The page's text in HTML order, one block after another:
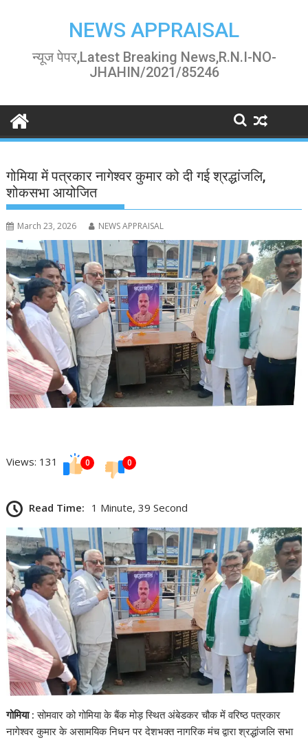
NEWS APPRAISAL
न्यूज पेपर,Latest Breaking News,R.N.I-NO-
JHAHIN/2021/85246
गोमिया में पत्रकार नागेश्वर कुमार को दी गई श्रद्धांजलि,
शोकसभा आयोजित
March 23, 2026 NEWS APPRAISAL
Views: 131 0 0
Read Time: 1 Minute, 39 Second
गोमिया : सोमवार को गोमिया के बैंक मोड़ स्थित अंबेडकर चौक में वरिष्ठ पत्रकार
नागेश्वर कुमार के असामयिक निधन पर देशभक्त नागरिक मंच द्वारा श्रद्धांजलि सभा